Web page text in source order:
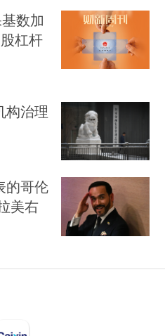
数加
杠杆
构治理
的哥伦
美右